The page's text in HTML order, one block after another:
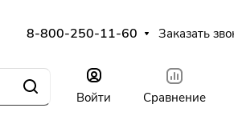
8-800-250-11-60 Заказать
Войти Сравнение